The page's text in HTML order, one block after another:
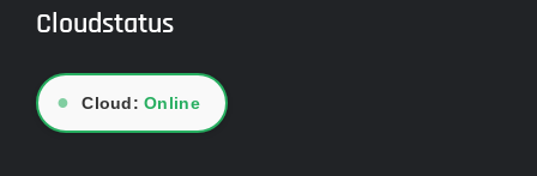
Cloudstatus
● Cloud:Online